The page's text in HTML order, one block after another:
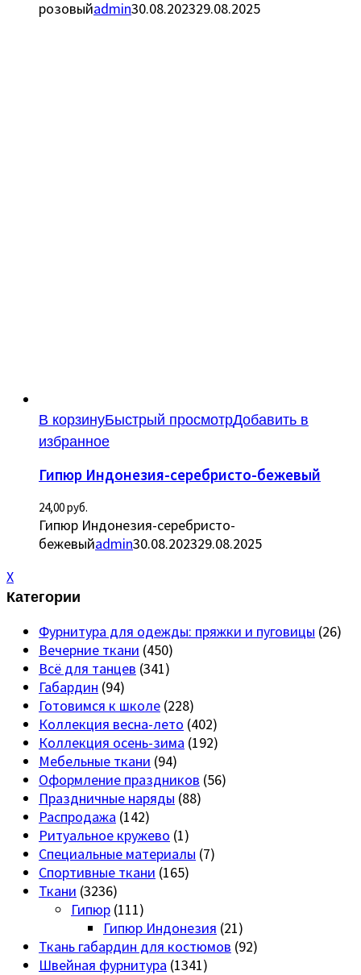
розовыйadmin30.08.202329.08.2025
В корзинуБыстрый просмотрДобавить в
избранное
Гипюр Индонезия-серебристо-бежевый
24,00руб.
Гипюр Индонезия-серебристо-
бежевыйadmin30.08.202329.08.2025
X
Категории
Фурнитура для одежды: пряжки и пуговицы (26)
Вечерние ткани (450)
Всё для танцев (341)
Габардин (94)
Готовимся к школе (228)
Коллекция весна-лето (402)
Коллекция осень-зима (192)
Мебельные ткани (94)
Оформление праздников (56)
Праздничные наряды (88)
Распродажа (142)
Ритуальное кружево (1)
Специальные материалы (7)
Спортивные ткани (165)
Ткани (3236)
Гипюр (111)
Гипюр Индонезия (21)
Ткань габардин для костюмов (92)
Швейная фурнитура (1341)